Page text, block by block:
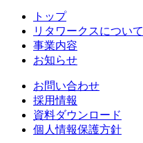
トップ
リタワークスについて
事業内容
お知らせ
お問い合わせ
採用情報
資料ダウンロード
個人情報保護方針